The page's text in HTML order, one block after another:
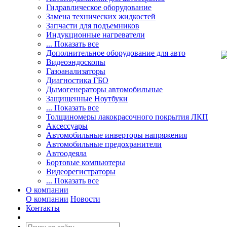
Гидравлическое оборудование
Замена технических жидкостей
Запчасти для подъемников
Индукционные нагреватели
... Показать все
Дополнительное оборудование для авто
Видеоэндоскопы
Газоанализаторы
Диагностика ГБО
Дымогенераторы автомобильные
Защищенные Ноутбуки
... Показать все
Толщиномеры лакокрасочного покрытия ЛКП
Аксессуары
Автомобильные инверторы напряжения
Автомобильные предохранители
Автоодеяла
Бортовые компьютеры
Видеорегистраторы
... Показать все
О компании
О компании Новости
Контакты